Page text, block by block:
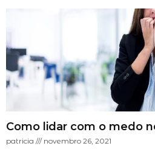
Como lidar com o medo
patricia novembro 26, 2021